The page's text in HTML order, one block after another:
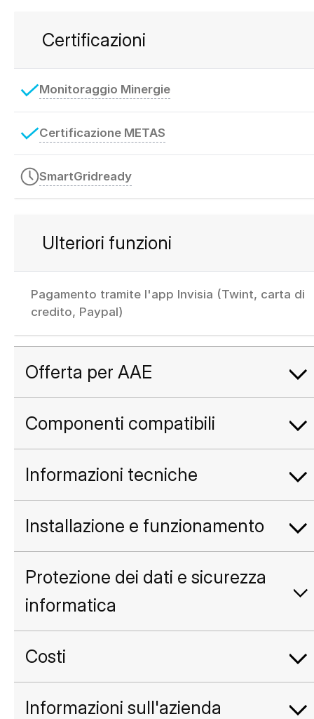
Certificazioni
Monitoraggio Minergie
Certificazione METAS
SmartGridready
Ulteriori funzioni
Pagamento tramite l'app Invisia (Twint, carta di
credito, Paypal)
Offerta per AAE
Componenti compatibili
Informazioni tecniche
Installazione e funzionamento
Protezione dei dati e sicurezza
informatica
Costi
Informazioni sull'azienda